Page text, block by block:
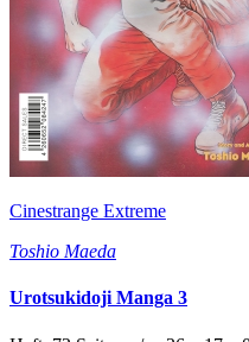
Cinestrange Extreme
Toshio Maeda
Urotsukidoji Manga 3